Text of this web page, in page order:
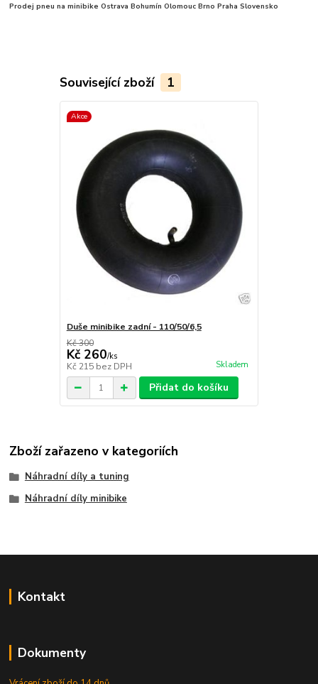
Prodej pneu na minibike Ostrava Bohumín Olomouc Brno Praha Slovensko
Související zboží 1
Akce
Duše minibike zadní - 110/50/6,5
Kč 300
Kč 260/ks
Kč 215 bez DPH Skladem
Přidat do košíku
Zboží zařazeno v kategoriích
Náhradní díly a tuning
Náhradní díly minibike
Kontakt
Dokumenty